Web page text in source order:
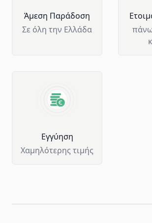
Άμεση Παράδοση
Σε όλη την Ελλάδα
Eγγύηση
Χαμηλότερης τιμής